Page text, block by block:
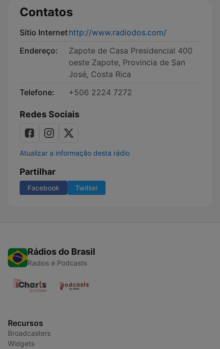
Contatos
Sítio Internethttp://www.radiodos.com/
Endereço:
Zapote de Casa Presidencial 400
oeste Zapote, Provincia de San
José, Costa Rica
Telefone:
+506 2224 7272
Redes Sociais
Atualizar a informação desta rádio
Partilhar
Facebook Twitter
Rádios do Brasil
Radios e Podcasts
Recursos
Broadcasters
Widgets